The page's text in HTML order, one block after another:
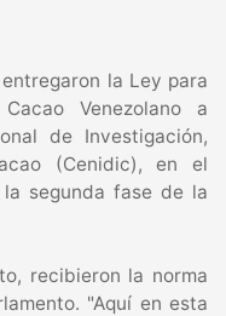
la Ley para
Venezolano a
de Investigación,
(Cenidic), en el
segunda fase de la
recibieron la norma
"Aquí en esta